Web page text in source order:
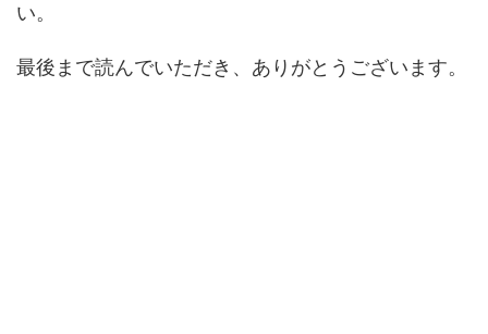
い。
最後まで読んでいただき、ありがとうございます。